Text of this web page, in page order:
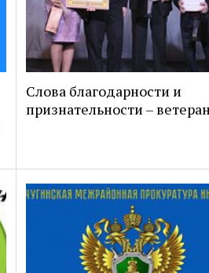
Слова благодарности и
признательности –